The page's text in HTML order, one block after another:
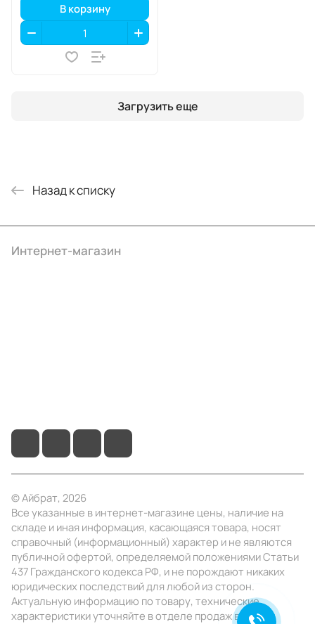
В корзину
Загрузить еще
Назад к списку
Интернет-магазин
© Айбрат, 2026
Все указанные в интернет-магазине цены, наличие на
складе и иная информация, касающаяся товара, носят
справочный (информационный) характер и не являются
публичной офертой, определяемой положениями Статьи
437 Гражданского кодекса РФ, и не порождают никаких
юридических последствий для любой из сторон.
Актуальную информацию по товару, технические
характеристики уточняйте в отделе продаж в день